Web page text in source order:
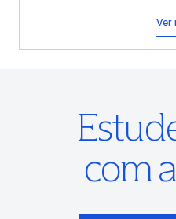
Ver
com